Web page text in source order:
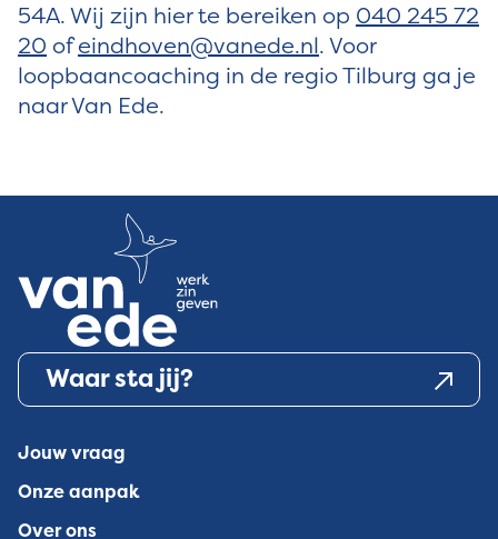
54A. Wij zijn hier te bereiken op 040 245 72
20 ofeindhoven@vanede.nl. Voor
loopbaancoaching in de regio Tilburg ga je
naar Van Ede.
Waar sta jij?
Jouw vraag
Onze aanpak
Over ons